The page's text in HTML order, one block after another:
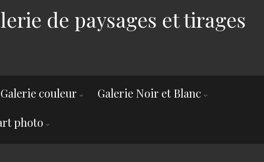
de paysages et tirages
Galerie couleur
Galerie Noir et Blanc
photo